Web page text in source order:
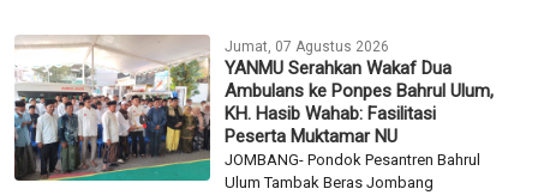
Jumat, 07 Agustus 2026
YANMU Serahkan Wakaf Dua
Ambulans ke Ponpes Bahrul Ulum,
KH. Hasib Wahab: Fasilitasi
Peserta Muktamar NU
JOMBANG- Pondok Pesantren Bahrul
Ulum Tambak Beras Jombang